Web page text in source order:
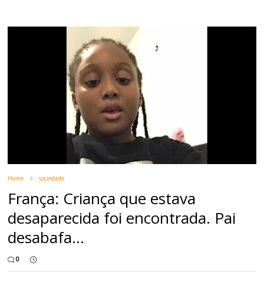
Home sociedade
França: Criança que estava
desaparecida foi encontrada. Pai
desabafa...
0